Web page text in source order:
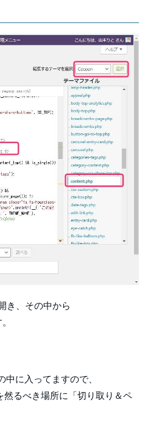
き、その中から
に入ってますので、
然るべき場所に「切り取り＆ペ